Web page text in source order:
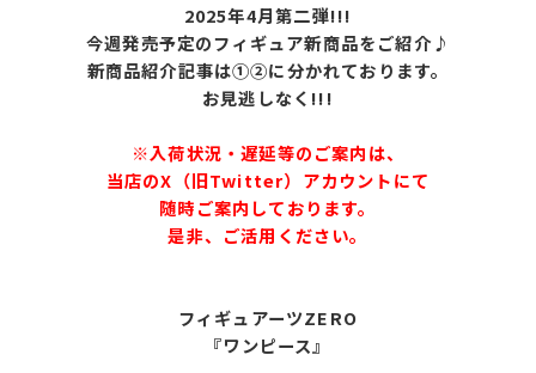
2025年4月第二弾!!!
今週発売予定のフィギュア新商品をご紹介♪
新商品紹介記事は①②に分かれております。
お見逃しなく!!!
※入荷状況・遅延等のご案内は、
当店のX（旧Twitter）アカウントにて
随時ご案内しております。
是非、ご活用ください。
フィギュアーツZERO
『ワンピース』